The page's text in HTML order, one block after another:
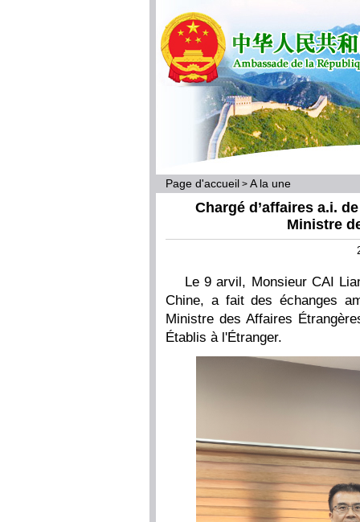
Page d'accueil > A la une
Chargé d’affaires a.i.
Ministre
Le 9 arvil, Monsieur CAI
Chine, a fait des échanges
Ministre des Affaires
Établis à l'Étranger.